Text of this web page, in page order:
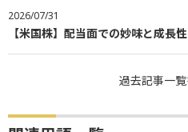
2026/07/31
【米国株】配当面での妙味と成長
過去記事一